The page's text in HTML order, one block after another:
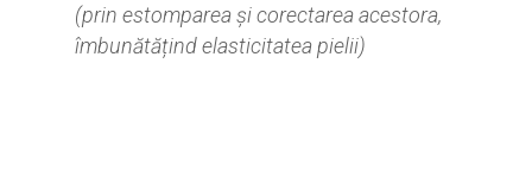
(prin estomparea și corectarea acestora,
îmbunătățind elasticitatea pielii)